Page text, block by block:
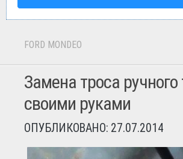
FORD MONDEO
Замена троса
своими руками
ОПУБЛИКОВАНО: 27.07.2014